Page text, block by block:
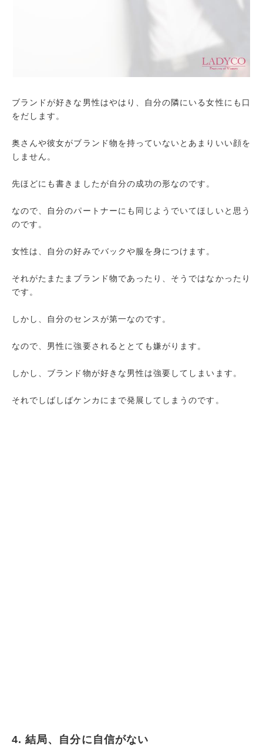
ブランドが好きな男性はやはり、自分の隣にいる女性にも口
をだします。
奥さんや彼女がブランド物を持っていないとあまりいい顔を
しません。
先ほどにも書きましたが自分の成功の形なのです。
なので、自分のパートナーにも同じようでいてほしいと思う
のです。
女性は、自分の好みでバックや服を身につけます。
それがたまたまブランド物であったり、そうではなかったり
です。
しかし、自分のセンスが第一なのです。
なので、男性に強要されるととても嫌がります。
しかし、ブランド物が好きな男性は強要してしまいます。
それでしばしばケンカにまで発展してしまうのです。
4. 結局、自分に自信がない